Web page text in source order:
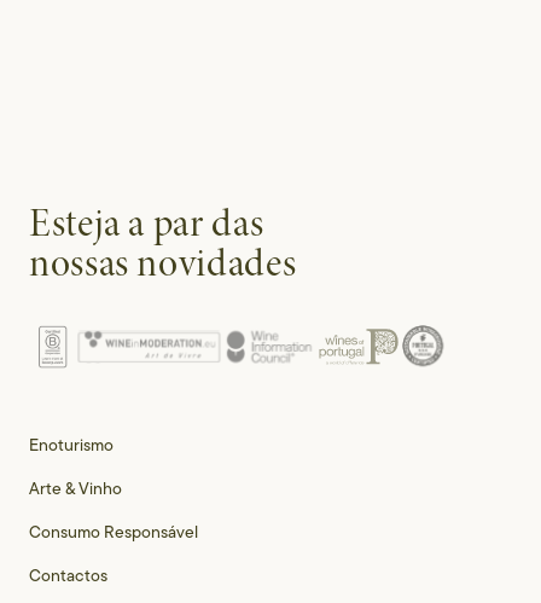
Esteja a par das
nossas novidades
Enoturismo
Arte & Vinho
Consumo Responsável
Contactos